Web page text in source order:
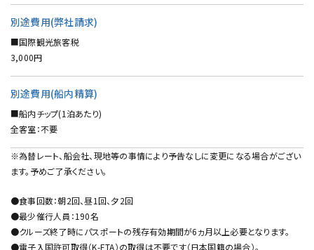
別途費用(弊社請求)
■国際観光旅客税
3,000円
別途費用(船内精算)
■船内チップ(1泊あたり)
全客室：不要
※為替レート、船会社、現地等の事情により予告なしに変更になる場合がござい
ます。予めご了承ください。
●食事回数：朝2回、昼1回、夕2回
●最少催行人員：190名
●クルーズ終了時にパスポートの残存有効期間が6ヵ月以上必要となります。
●電子入国許可取得（K-ETA）の取得は不要です（日本国籍の場合）。